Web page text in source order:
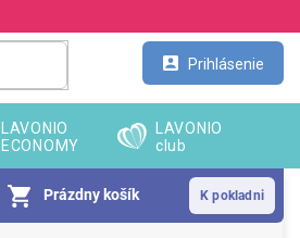
Prihlásenie
Prázdny košík
LAVONIO
ECONOMY
LAVONIO
club